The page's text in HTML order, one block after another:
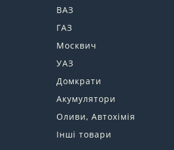
ВАЗ
ГАЗ
Москвич
УАЗ
Домкрати
Акумулятори
Оливи, Автохімія
Інші товари